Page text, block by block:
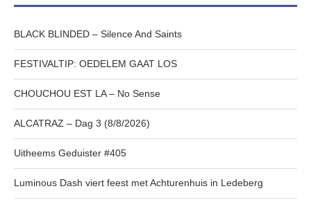
BLACK BLINDED – Silence And Saints
FESTIVALTIP: OEDELEM GAAT LOS
CHOUCHOU EST LA – No Sense
ALCATRAZ – Dag 3 (8/8/2026)
Uitheems Geduister #405
Luminous Dash viert feest met Achturenhuis in Ledeberg